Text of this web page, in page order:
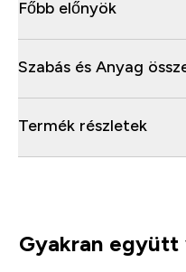
Főbb előnyök
Szabás és Anyag
Termék részletek
Gyakran együtt